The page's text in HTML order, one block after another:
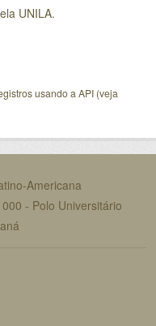
UNILA.
usando a API (veja
Americana
- Polo Universitário